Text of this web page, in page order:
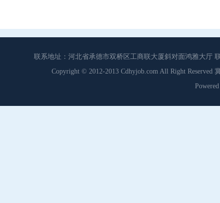
联系地址：河北省承德市双桥区工商联大厦斜对面鸿雅大厅
Copyright © 2012-2013 Cdhyjob.com All Right Reserved